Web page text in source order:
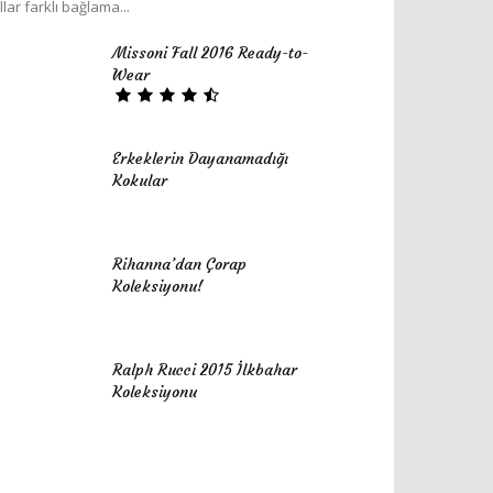
farklı bağlama...
Missoni Fall 2016 Ready-to-
Wear
Erkeklerin Dayanamadığı
Kokular
Rihanna’dan Çorap
Koleksiyonu!
Ralph Rucci 2015 İlkbahar
Koleksiyonu